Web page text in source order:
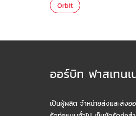
Orbit
ออร์บิท ฟาสเทนเ
เป็นผู้ผลิต จำหน่ายส่งและส่งอ